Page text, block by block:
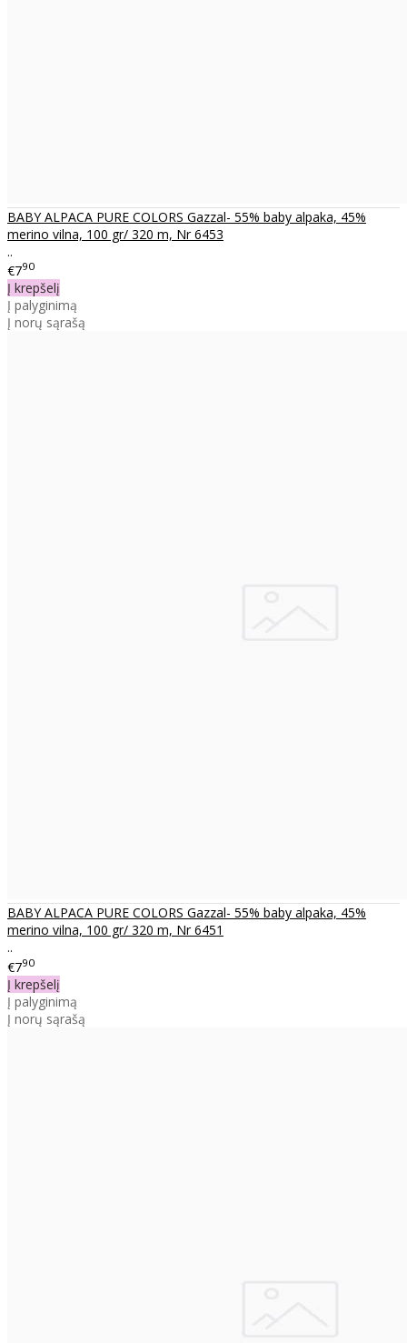
BABY ALPACA PURE COLORS Gazzal- 55% baby alpaka, 45%
merino vilna, 100 gr/ 320 m, Nr 6453
..
€790
Į krepšelį
Į palyginimą
Į norų sąrašą
BABY ALPACA PURE COLORS Gazzal- 55% baby alpaka, 45%
merino vilna, 100 gr/ 320 m, Nr 6451
..
€790
Į krepšelį
Į palyginimą
Į norų sąrašą